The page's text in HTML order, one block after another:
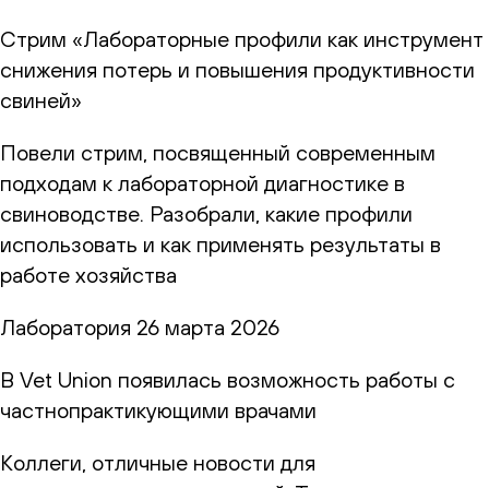
Стрим «Лабораторные профили как инструмент
снижения потерь и повышения продуктивности
свиней»
Повели стрим, посвященный современным
подходам к лабораторной диагностике в
свиноводстве. Разобрали, какие профили
использовать и как применять результаты в
работе хозяйства
Лаборатория 26 марта 2026
В Vet Union появилась возможность работы с
частнопрактикующими врачами
Коллеги, отличные новости для